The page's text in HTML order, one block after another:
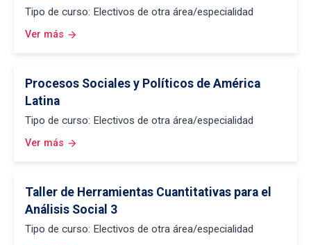
Tipo de curso: Electivos de otra área/especialidad
Ver más arrow_forward
Procesos Sociales y Políticos de América
Latina
Tipo de curso: Electivos de otra área/especialidad
Ver más arrow_forward
Taller de Herramientas Cuantitativas para el
Análisis Social 3
Tipo de curso: Electivos de otra área/especialidad